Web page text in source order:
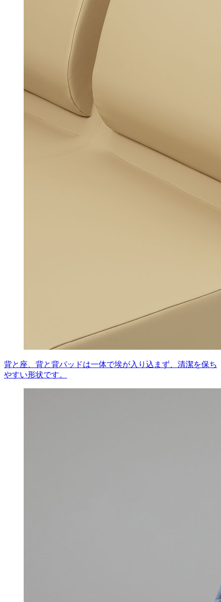
背と座、背と背パッドは一体で埃が入り込まず、清潔を保ち
やすい形状です。